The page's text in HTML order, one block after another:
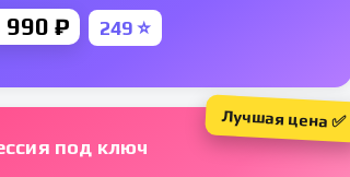
990 ₽ 249 ⭐
под ключ
Лучшая цена ✅